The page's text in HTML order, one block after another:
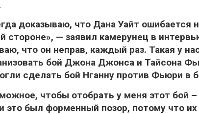
доказываю, что Дана Уайт ошибается
стороне», — заявил камерунец в
что он неправ, каждый раз. Такая у
бой Джона Джонса и Тайсона
сделать бой Нганну против Фьюри в
чтобы отобрать у меня этот бой –
это был форменный позор, потому что их